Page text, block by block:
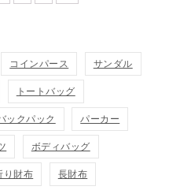
コインパース サンダル
トートバッグ
ックパック パーカー
ボディバッグ
り財布 長財布